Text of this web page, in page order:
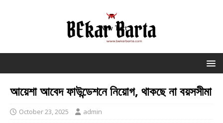
আয়েশা আবেদ ফাউন্ডেশনে নিয়োগ, থাকছে না বয়সসীমা
October 23, 2025 admin